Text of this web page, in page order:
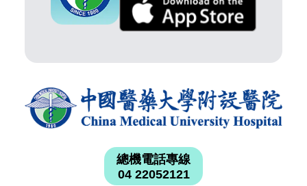
總機電話專線
04 22052121